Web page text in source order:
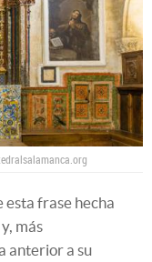
esta frase hecha
más
anterior a su